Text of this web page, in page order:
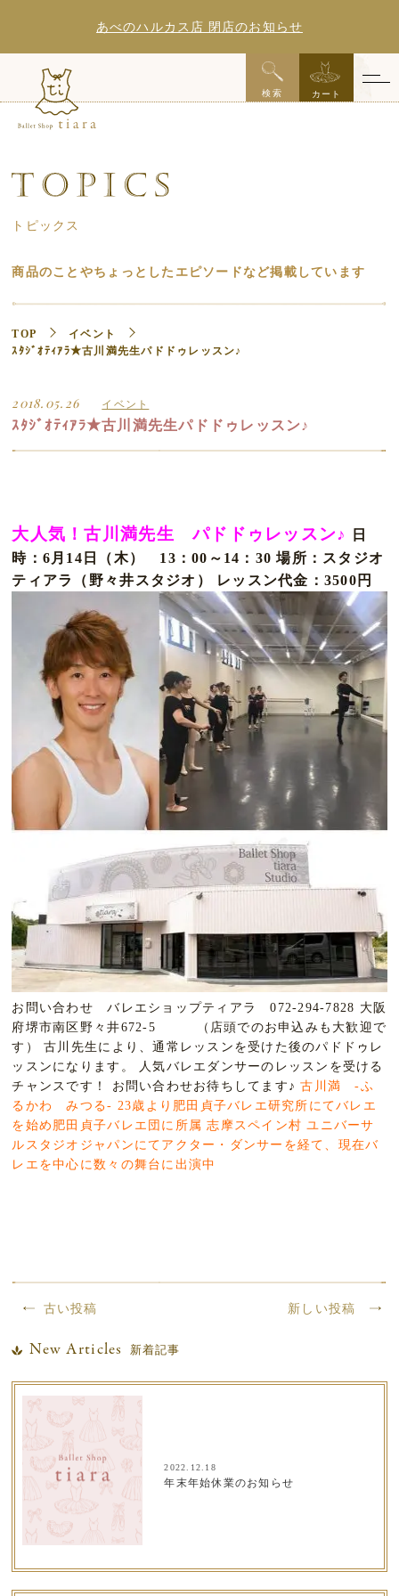
あべのハルカス店 閉店のお知らせ
x
検索 カート
トピックス
商品のことやちょっとしたエピソードなど掲載しています
TOP
イベント
ｽﾀｼﾞｵﾃｨｱﾗ★古川満先生パドドゥレッスン♪
2018.05.26 イベント
ｽﾀｼﾞｵﾃｨｱﾗ★古川満先生パドドゥレッスン♪
大人気！古川満先生 パドドゥレッスン♪
日
時：6月14日（木） 13：00～14：30 場所：スタジオ
ティアラ（野々井スタジオ）
レッスン代金：3500円
お問い合わせ バレエショップティアラ 072-294-7828 大阪
府堺市南区野々井672-5 （店頭でのお申込みも大歓迎で
す）古川先生により、通常レッスンを受けた後のパドドゥレ
ッ スンになります。 人気バレエダンサーのレッスンを受ける
チャンスです！ お問い合わせお待ちしてます♪ 古川満 -ふ
るかわ みつる- 23歳より肥田貞子バレエ研究所にてバレエ
を始め肥田貞子バレエ団に所属 志摩スペイン村 ユニバーサ
ルスタジオジャパンにてアクター・ダンサーを経て、現在バ
レエを中心に数々の舞台に出演中
古い投稿 新しい投稿
New Articles 新着記事
2022.12.18
年末年始休業のお知らせ